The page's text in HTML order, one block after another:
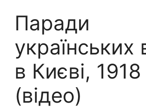
Паради
українських
в Києві,
(відео)